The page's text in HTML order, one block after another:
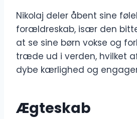
Nikolaj deler åbent sine
forældreskab, især den
at se sine børn vokse og
træde ud i verden, hvilket
dybe kærlighed og
Ægteskab